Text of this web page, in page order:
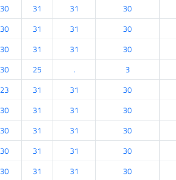
30 31 31 30
30 31 31 30
30 31 31 30
30 25 . 3
23 31 31 30
30 31 31 30
30 31 31 30
30 31 31 30
30 31 31 30